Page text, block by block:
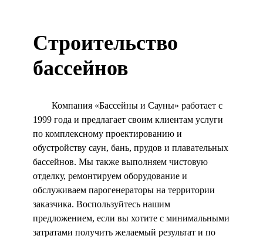
Строительство
бассейнов
Компания «Бассейны и Сауны» работает с
1999 года и предлагает своим клиентам услуги
по комплексному проектированию и
обустройству саун, бань, прудов и плавательных
бассейнов. Мы также выполняем чистовую
отделку, ремонтируем оборудование и
обслуживаем парогенераторы на территории
заказчика. Воспользуйтесь нашим
предложением, если вы хотите с минимальными
затратами получить желаемый результат и по